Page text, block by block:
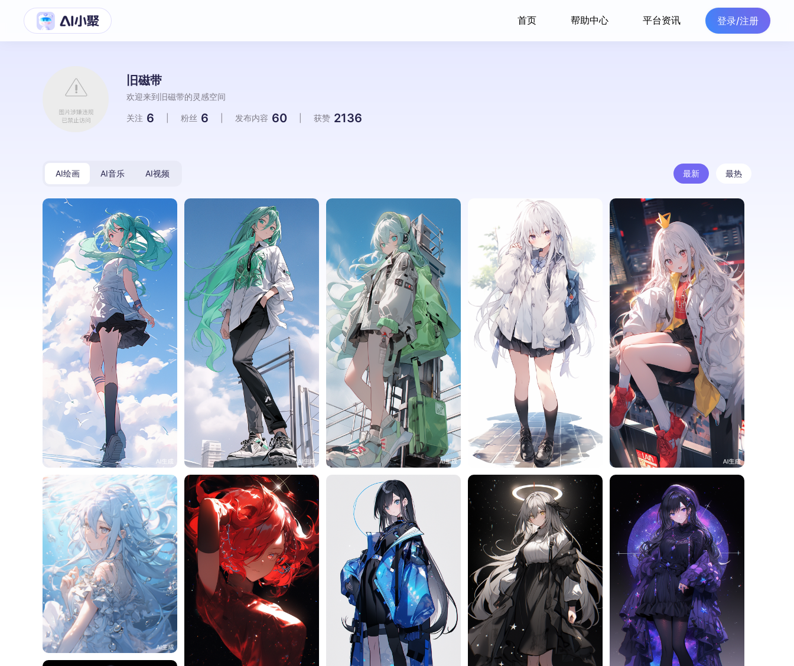
首页 帮助中心 平台资讯 登录/注册
旧磁带
欢迎来到旧磁带的灵感空间
关注 6 粉丝 6 发布内容 60 获赞 2136
AI绘画 AI音乐 AI视频 最新 最热
旧磁带 旧磁带 458 旧磁带 47 旧磁带 49 旧磁带
旧磁带 771